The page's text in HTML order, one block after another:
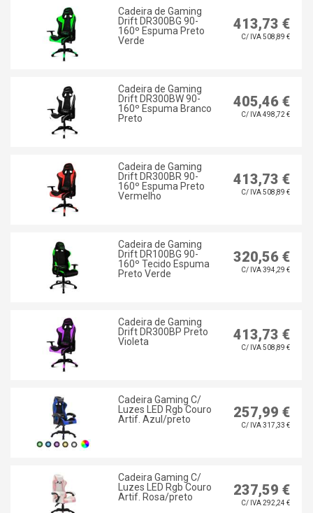
Cadeira de Gaming
Drift DR300BG 90-
160º Espuma Preto
Verde
413,73 €
C/ IVA 508,89 €
Cadeira de Gaming
Drift DR300BW 90-
160º Espuma Branco
Preto
405,46 €
C/ IVA 498,72 €
Cadeira de Gaming
Drift DR300BR 90-
160º Espuma Preto
Vermelho
413,73 €
C/ IVA 508,89 €
Cadeira de Gaming
Drift DR100BG 90-
160º Tecido Espuma
Preto Verde
320,56 €
C/ IVA 394,29 €
Cadeira de Gaming
Drift DR300BP Preto
Violeta
413,73 €
C/ IVA 508,89 €
Cadeira Gaming C/
Luzes LED Rgb Couro
Artif. Azul/preto
257,99 €
C/ IVA 317,33 €
Cadeira Gaming C/
Luzes LED Rgb Couro
Artif. Rosa/preto
237,59 €
C/ IVA 292,24 €